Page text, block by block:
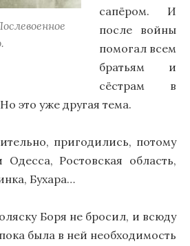
сапёром. И
после войны
помогал всем
братьям и
сёстрам в
это уже другая тема.
пригодились, потому
Ростовская область,
Бухара…
Боря не бросил, и всюду
была в ней необходимость